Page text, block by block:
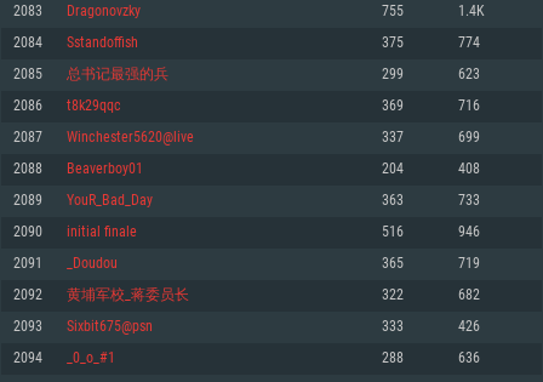
Mínimo
Sistema Operativo: Windows 10 (64 bit)
Processador: Dual-Core 2.2 GHz
Memória: 4GB
Placa Gráfica: Placa com DirectX 11: AMD Radeon 77XX / NVIDIA GeForce
GTX 660. Resolução mínima suportada: 720p
Network: Internet de banda larga.
Disco: 23,1 GB
Mínimo
Sistema Operativo: Mac OS Big Sur 11.0 ou versão mais recente
Processador: Core i5 2.2GHz mínimo (Intel Xeon não suportado)
Memória: 6 GB
Placa Gráfica: Intel Iris Pro 5200 (Mac), equivalentes AMD/Nvidia para Mac.
Resolução mínima suportada: 720p com suporte Metal.
Network: Internet de banda larga.
Disco: 21,5 GB
Mínimo
Sistema Operativo: Distribuições mais modernas do Linux de 64bit
Processador: Dual-Core 2.4 GHz
Memória: 4 GB
Placa Gráfica: NVIDIA 660 com os drivers mais recentes (não mais de 6
meses) / equivalentes AMD com os drivers mais recentes com suporte
Vulkan (não mais de 6 meses); Resolução mínima suportada: 720p.
Network: Internet de banda larga.
Disco: 21,5 GB
2083 Dragonovzky 755 1.4K
2084 Sstandoffish 375 774
2085 总书记最强的兵 299 623
2086 t8k29qqc 369 716
2087 Winchester5620@live 337 699
2088 Beaverboy01 204 408
2089 YouR_Bad_Day 363 733
2090 initial finale 516 946
2091 _Doudou 365 719
2092 黄埔军校_蒋委员长 322 682
2093 Sixbit675@psn 333 426
2094 _0_о_#1 288 636